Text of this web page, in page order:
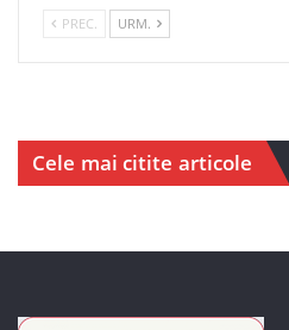
PREC. URM.
Cele mai citite articole